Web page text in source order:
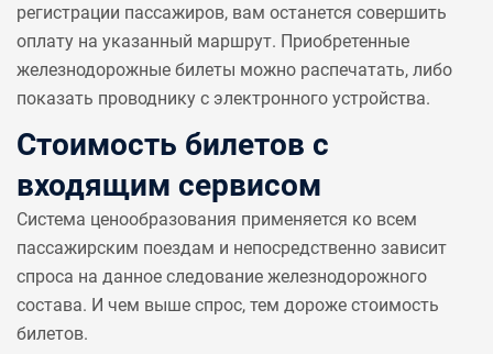
регистрации пассажиров, вам останется совершить
оплату на указанный маршрут. Приобретенные
железнодорожные билеты можно распечатать, либо
показать проводнику с электронного устройства.
Стоимость билетов с
входящим сервисом
Система ценообразования применяется ко всем
пассажирским поездам и непосредственно зависит
спроса на данное следование железнодорожного
состава. И чем выше спрос, тем дороже стоимость
билетов.